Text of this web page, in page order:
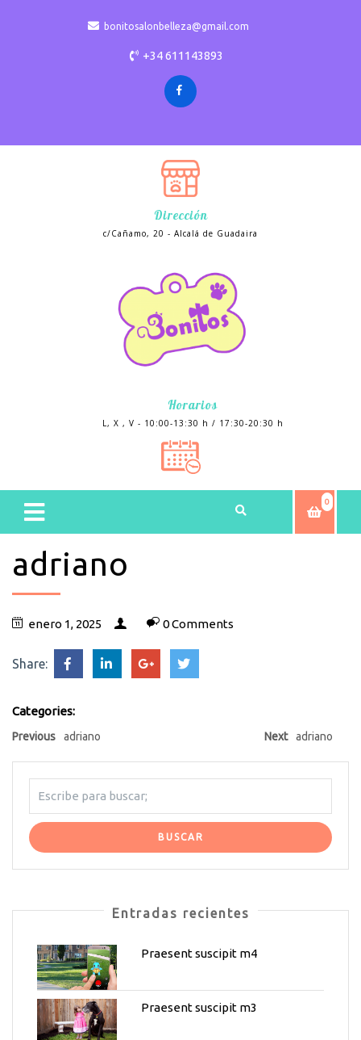
bonitosalonbelleza@gmail.com
+34 611143893
Dirección
c/Cañamo, 20 - Alcalá de Guadaira
Horarios
L, X , V - 10:00-13:30 h / 17:30-20:30 h
0
adriano
enero 1, 2025 0 Comments
Share:
Categories:
Previous adriano Next adriano
Entradas recientes
Praesent suscipit m4
Praesent suscipit m3